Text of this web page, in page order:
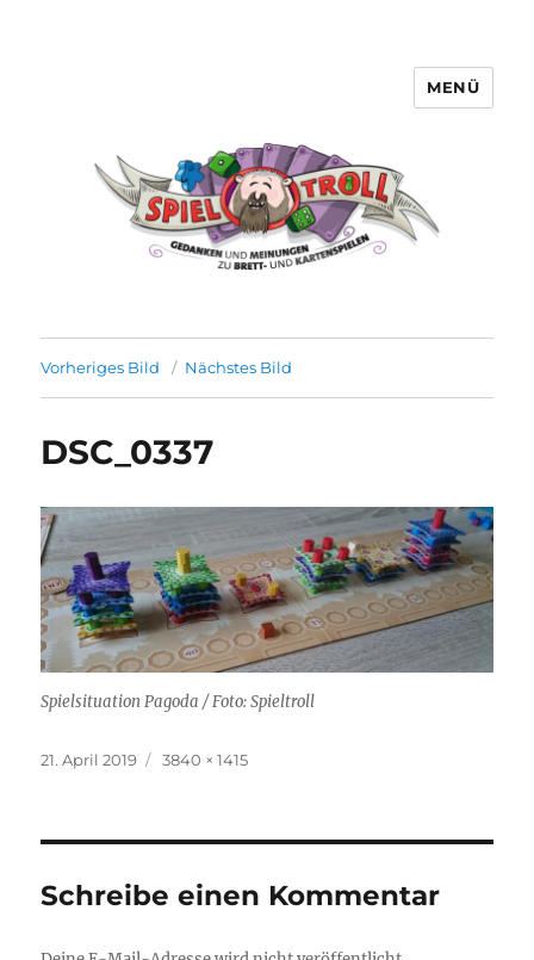
MENÜ
Vorheriges Bild Nächstes Bild
DSC_0337
Spielsituation Pagoda / Foto: Spieltroll
Veröffentlicht
21. April 2019 Originalgröße
3840 × 1415
Schreibe einen Kommentar